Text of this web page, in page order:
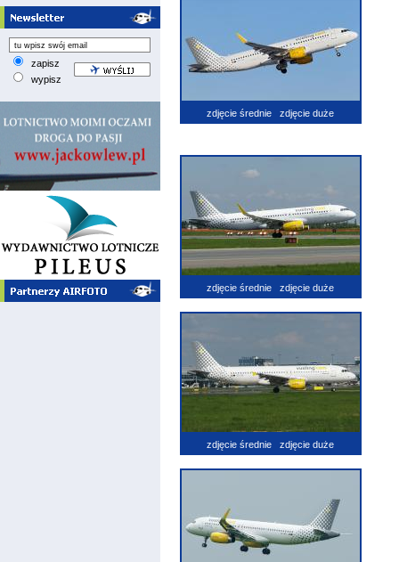
zapisz
wypisz
zdjęcie średnie zdjęcie duże
zdjęcie średnie zdjęcie duże
zdjęcie średnie zdjęcie duże